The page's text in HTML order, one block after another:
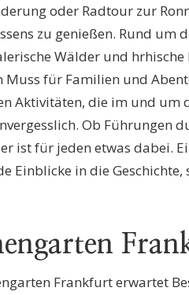
oder Radtour zur
zu genießen. Rund um
Wälder und
Muss für Familien und
Aktivitäten, die im und um
Ob Führungen
ist für jeden etwas dabei.
Einblicke in die
Frankfurt erwartet